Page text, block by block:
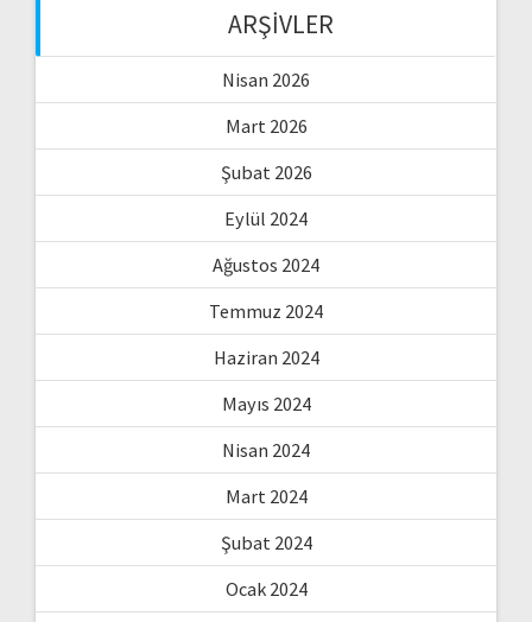
ARŞIVLER
Nisan 2026
Mart 2026
Şubat 2026
Eylül 2024
Ağustos 2024
Temmuz 2024
Haziran 2024
Mayıs 2024
Nisan 2024
Mart 2024
Şubat 2024
Ocak 2024